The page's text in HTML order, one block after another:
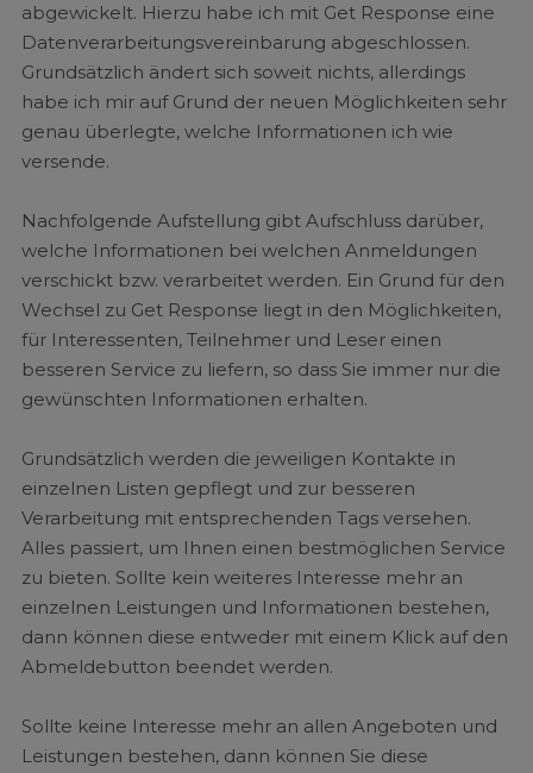
abgewickelt. Hierzu habe ich mit Get Response eine
Datenverarbeitungsvereinbarung abgeschlossen.
Grundsätzlich ändert sich soweit nichts, allerdings
habe ich mir auf Grund der neuen Möglichkeiten sehr
genau überlegte, welche Informationen ich wie
versende.
Nachfolgende Aufstellung gibt Aufschluss darüber,
welche Informationen bei welchen Anmeldungen
verschickt bzw. verarbeitet werden. Ein Grund für den
Wechsel zu Get Response liegt in den Möglichkeiten,
für Interessenten, Teilnehmer und Leser einen
besseren Service zu liefern, so dass Sie immer nur die
gewünschten Informationen erhalten.
Grundsätzlich werden die jeweiligen Kontakte in
einzelnen Listen gepflegt und zur besseren
Verarbeitung mit entsprechenden Tags versehen.
Alles passiert, um Ihnen einen bestmöglichen Service
zu bieten. Sollte kein weiteres Interesse mehr an
einzelnen Leistungen und Informationen bestehen,
dann können diese entweder mit einem Klick auf den
Abmeldebutton beendet werden.
Sollte keine Interesse mehr an allen Angeboten und
Leistungen bestehen, dann können Sie diese